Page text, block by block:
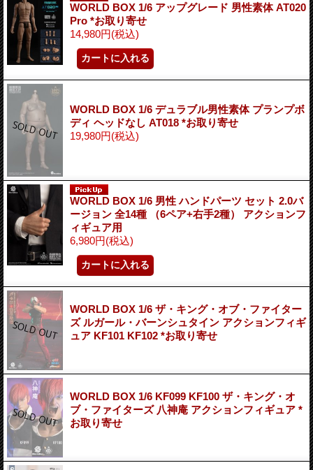
WORLD BOX 1/6 アップグレード 男性素体 AT020
Pro *お取り寄せ
14,980円(税込)
WORLD BOX 1/6 デュラブル男性素体 プランプボ
ディ ヘッドなし AT018 *お取り寄せ
19,980円(税込)
WORLD BOX 1/6 男性 ハンドパーツ セット 2.0バ
ージョン 全14種 （6ペア+右手2種） アクションフ
ィギュア用
6,980円(税込)
WORLD BOX 1/6 ザ・キング・オブ・ファイター
ズ ルガール・バーンシュタイン アクションフィギ
ュア KF101 KF102 *お取り寄せ
WORLD BOX 1/6 KF099 KF100 ザ・キング・オ
ブ・ファイターズ 八神庵 アクションフィギュア *
お取り寄せ